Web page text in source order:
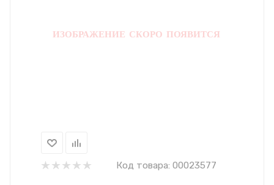
Код товара: 00023577